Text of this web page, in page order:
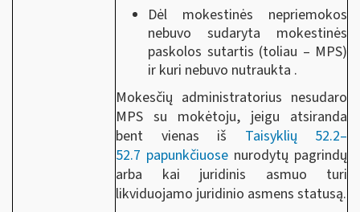
Dėl mokestinės nepriemokos
nebuvo sudaryta mokestinės
paskolos sutartis (toliau – MPS)
ir kuri nebuvo nutraukta .
Mokesčių administratorius nesudaro
MPS su mokėtoju, jeigu atsiranda
bent vienas iš Taisyklių 52.2–
52.7 papunkčiuose nurodytų pagrindų
arba kai juridinis asmuo turi
likviduojamo juridinio asmens statusą.